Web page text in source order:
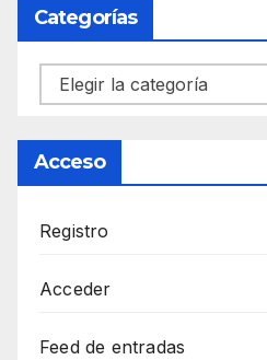
Categorías
Categorías
Acceso
Registro
Acceder
Feed de entradas